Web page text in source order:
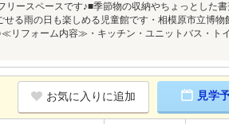
リースペースです♪■季節物の収納やちょっとした
る雨の日も楽しめる児童館です・相模原市立博
リフォーム内容≫・キッチン・ユニットバス・ト
お気に入りに追加 見学